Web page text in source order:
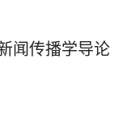
闻传播学导论